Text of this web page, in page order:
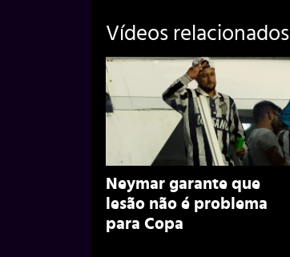
Vídeos relacionados
Neymar garante que
lesão não é problema
para Copa